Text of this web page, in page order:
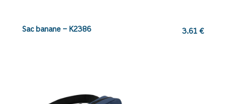
Sac banane – K2386 3.61 €